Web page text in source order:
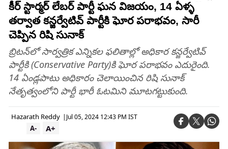
కీర్‌ స్టార్మర్‌ లేబర్‌ పార్టీ ఘన విజయం, 14 ఏళ్ళ
తర్వాత కన్జర్వేటివ్‌ పార్టీకి ఘోర పరాభవం, సారీ
చెప్పిన రిషి సునాక్
బ్రిటన్‌లో సార్వత్రిక ఎన్నికల ఫలితాల్లో అధికార కన్జర్వేటివ్‌
పార్టీకి (Conservative Party)కి ఘోర పరాభవం ఎదురైంది.
14 ఏండ్లపాటు అధికారం చెలాయించిన రిషి సునాక్
నేతృత్వంలోని పార్టీ భారీ ఓటమిని మూటగట్టుకుంది.
Hazarath Reddy | Jul 05, 2024 12:43 PM IST
A+
A-